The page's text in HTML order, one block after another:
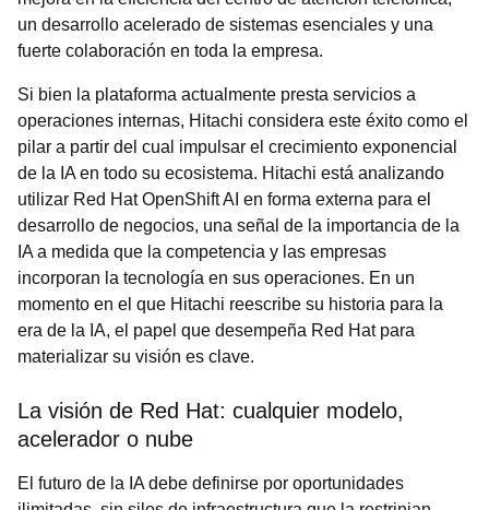
un desarrollo acelerado de sistemas esenciales y una
fuerte colaboración en toda la empresa.
Si bien la plataforma actualmente presta servicios a
operaciones internas, Hitachi considera este éxito como el
pilar a partir del cual impulsar el crecimiento exponencial
de la IA en todo su ecosistema. Hitachi está analizando
utilizar Red Hat OpenShift AI en forma externa para el
desarrollo de negocios, una señal de la importancia de la
IA a medida que la competencia y las empresas
incorporan la tecnología en sus operaciones. En un
momento en el que Hitachi reescribe su historia para la
era de la IA, el papel que desempeña Red Hat para
materializar su visión es clave.
La visión de Red Hat: cualquier modelo,
acelerador o nube
El futuro de la IA debe definirse por oportunidades